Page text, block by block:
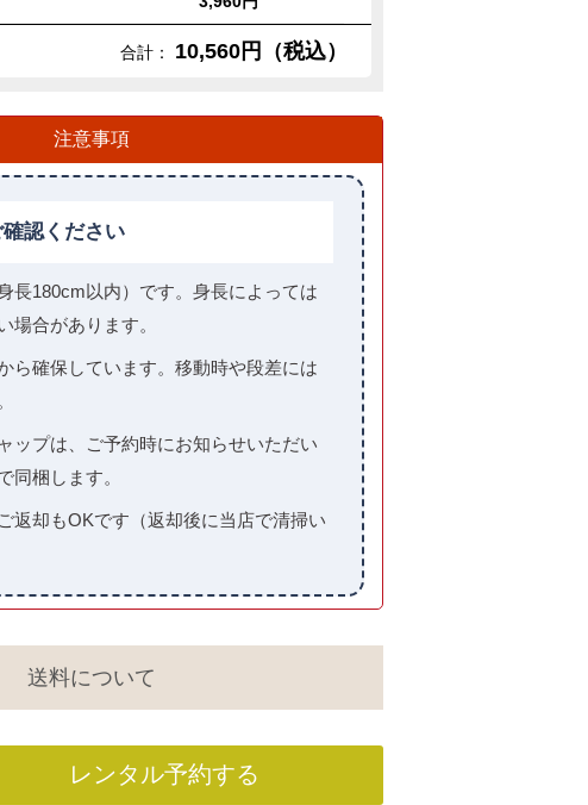
合計： 10,560円（税込）
注意事項
認ください
長180cm以内）です。身長によっては
場合があります。
ら確保しています。移動時や段差には
ップは、ご予約時にお知らせいただい
同梱します。
返却もOKです（返却後に当店で清掃い
送料について
レンタル予約する